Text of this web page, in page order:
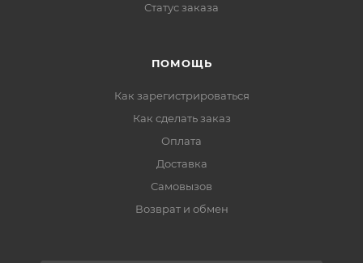
Статус заказа
ПОМОЩЬ
Как зарегистрироваться
Как сделать заказ
Оплата
Доставка
Самовызов
Возврат и обмен